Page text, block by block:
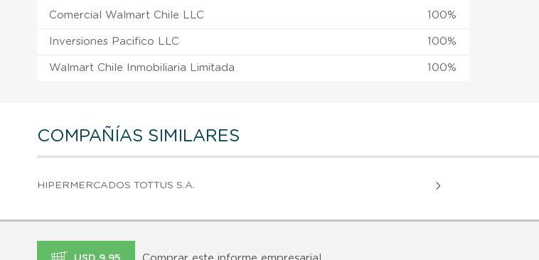
Comercial Walmart Chile LLC 100%
Inversiones Pacifico LLC 100%
Walmart Chile Inmobiliaria Limitada 100%
COMPAÑÍAS SIMILARES
HIPERMERCADOS TOTTUS S.A.